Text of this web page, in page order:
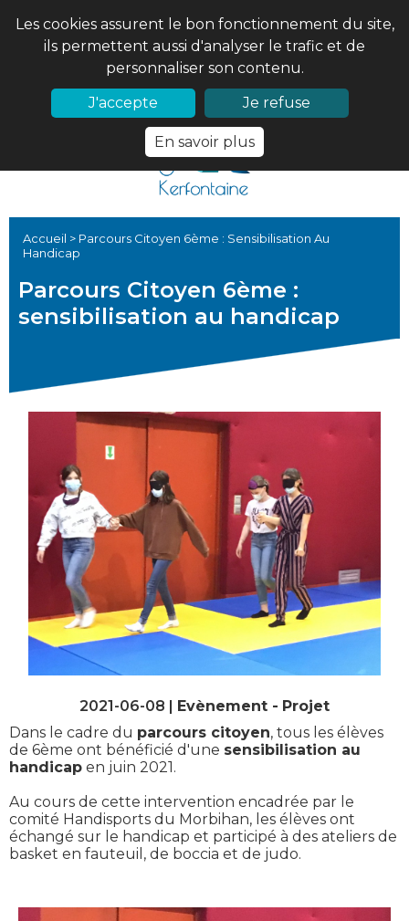
Les cookies assurent le bon fonctionnement du site,
ils permettent aussi d'analyser le trafic et de
personnaliser son contenu.
J'accepte
Je refuse
En savoir plus
02 97 56 61 18
Accueil > Parcours Citoyen 6ème : Sensibilisation Au
Handicap
Parcours Citoyen 6ème :
sensibilisation au handicap
2021-06-08 | Evènement
Projet
Dans le cadre du parcours citoyen, tous les élèves
de 6ème ont bénéficié d'une sensibilisation au
handicap en juin 2021.
Au cours de cette intervention encadrée par le
comité Handisports du Morbihan, les élèves ont
échangé sur le handicap et participé à des ateliers de
basket en fauteuil, de boccia et de judo.